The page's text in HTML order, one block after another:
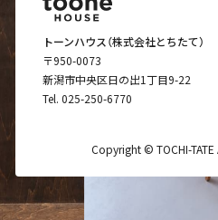
トーンハウス（株式会社とちたて）
〒950-0073
新潟市中央区日の出1丁目9-22
Tel. 025-250-6770
Copyright © TOCHI-TATE